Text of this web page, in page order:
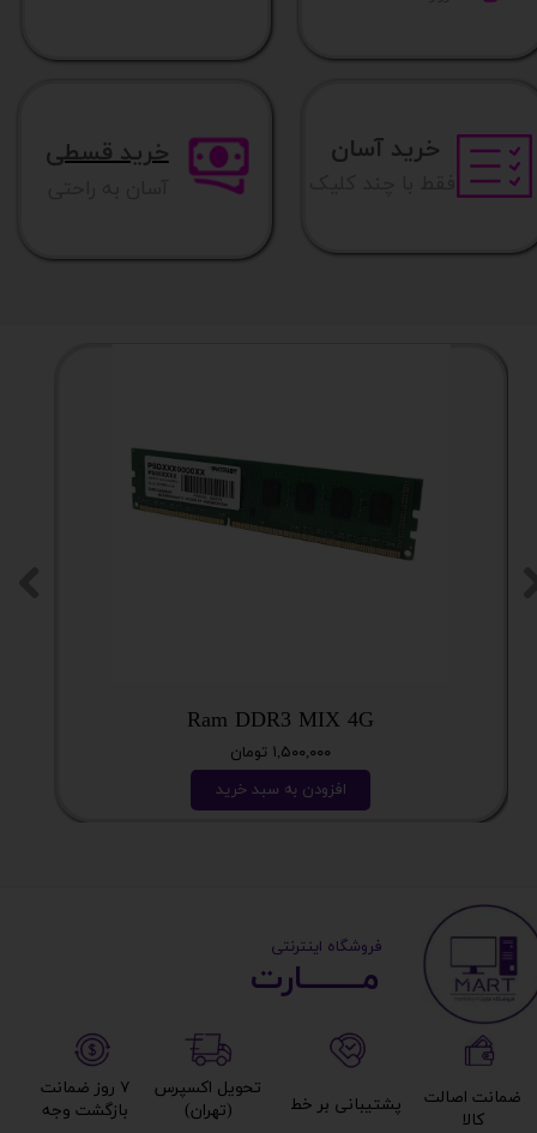
خرید آسان خرید قسطی
Ram DDR3 MIX 4G
۱,۵۰۰,۰۰۰ تومان
افزودن به سبد خرید
مــــــــارت​​​​​​
​ ​فروشگاه اینترنتی
۷ روز ضمانت
بازگشت وجه​​​​​​​
تحویل اکسپرس
(تهران)​​​​​​​
پشتیبانی بر خط​​​​​​​
ضمانت اصالت
کالا​​​​​​​